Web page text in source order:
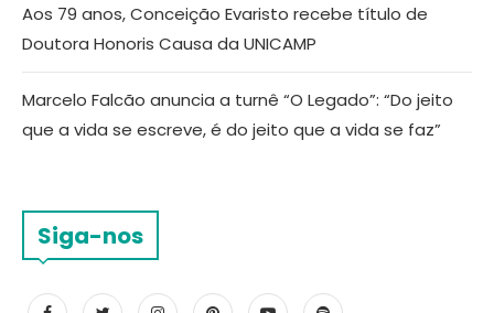
Aos 79 anos, Conceição Evaristo recebe título de
Doutora Honoris Causa da UNICAMP
Marcelo Falcão anuncia a turnê “O Legado”: “Do jeito
que a vida se escreve, é do jeito que a vida se faz”
Siga-nos